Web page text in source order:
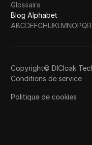
Glossaire
Blog Alphabet
ABCDEFGHIJKLMNOPQR
Copyright© DICloak
Conditions de service
Politique de cookies